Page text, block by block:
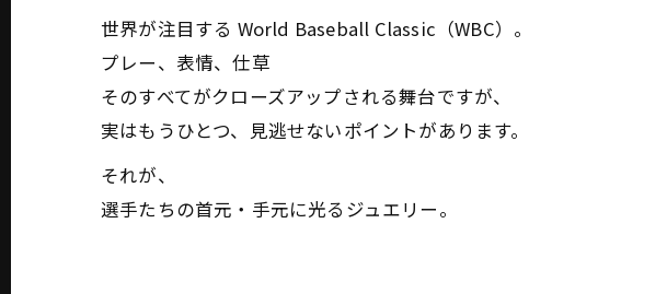
世界が注目する World Baseball Classic（WBC）。
プレー、表情、仕草――
そのすべてがクローズアップされる舞台ですが、
実はもうひとつ、見逃せないポイントがあります。
それが、
選手たちの首元・手元に光るジュエリー。